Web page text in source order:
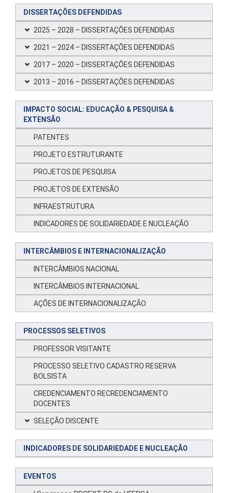
DISSERTAÇÕES DEFENDIDAS
2025 – 2028 – DISSERTAÇÕES DEFENDIDAS
2021 – 2024 – DISSERTAÇÕES DEFENDIDAS
2017 – 2020 – DISSERTAÇÕES DEFENDIDAS
2013 – 2016 – DISSERTAÇÕES DEFENDIDAS
IMPACTO SOCIAL: EDUCAÇÃO & PESQUISA &
EXTENSÃO
PATENTES
PROJETO ESTRUTURANTE
PROJETOS DE PESQUISA
PROJETOS DE EXTENSÃO
INFRAESTRUTURA
INDICADORES DE SOLIDARIEDADE E NUCLEAÇÃO
INTERCÂMBIOS E INTERNACIONALIZAÇÃO
INTERCÂMBIOS NACIONAL
INTERCÂMBIOS INTERNACIONAL
AÇÕES DE INTERNACIONALIZAÇÃO
PROCESSOS SELETIVOS
PROFESSOR VISITANTE
PROCESSO SELETIVO CADASTRO RESERVA
BOLSISTA
CREDENCIAMENTO RECREDENCIAMENTO
DOCENTES
SELEÇÃO DISCENTE
INDICADORES DE SOLIDARIEDADE E NUCLEAÇÃO
EVENTOS